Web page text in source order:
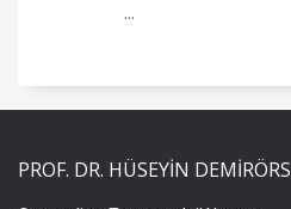
...
PROF. DR. HÜSEYİN DEMİRÖRS